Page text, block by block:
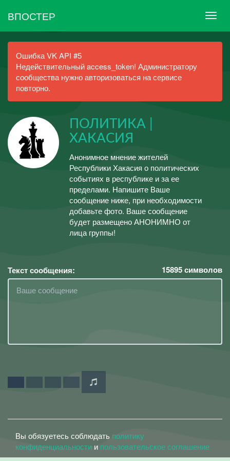
ВПОСТЕР
Ошибка VK API #5
Недействительный access_token! Администратору
сообщества нужно авторизоваться на сервисе
повторно.
ПОЛИТИКА |
ХАКАСИЯ
Анонимное мнение жителей
Республики Хакасия о политических
событиях в республике и за ее
пределами. Напишите Ваше
сообщение ниже, при необходимости
добавьте фото. Ваше сообщение
будет размещено АНОНИМНО от
лица группы!
Текст сообщения: 15895символов
Вы обязуетесь соблюдать политику
конфиденциальности и пользовательское соглашение